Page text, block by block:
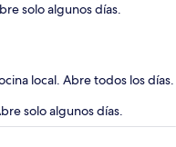
solo algunos días.
local. Abre todos los días.
solo algunos días.